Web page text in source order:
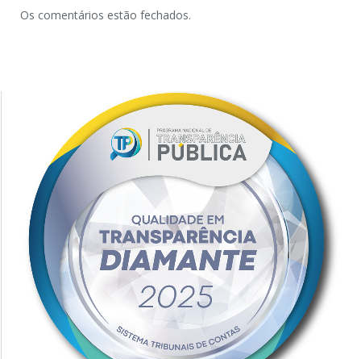
Os comentários estão fechados.